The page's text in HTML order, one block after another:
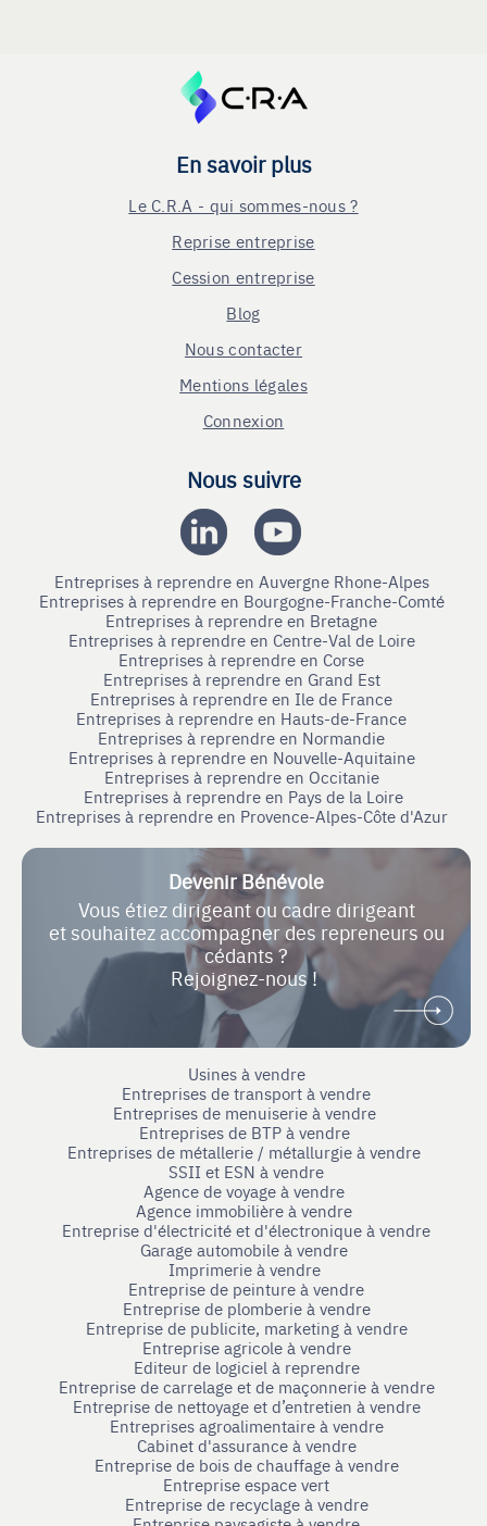
En savoir plus
Le C.R.A - qui sommes-nous ?
Reprise entreprise
Cession entreprise
Blog
Nous contacter
Mentions légales
Connexion
Nous suivre
Entreprises à reprendre en Auvergne Rhone-Alpes
Entreprises à reprendre en Bourgogne-Franche-Comté
Entreprises à reprendre en Bretagne
Entreprises à reprendre en Centre-Val de Loire
Entreprises à reprendre en Corse
Entreprises à reprendre en Grand Est
Entreprises à reprendre en Ile de France
Entreprises à reprendre en Hauts-de-France
Entreprises à reprendre en Normandie
Entreprises à reprendre en Nouvelle-Aquitaine
Entreprises à reprendre en Occitanie
Entreprises à reprendre en Pays de la Loire
Entreprises à reprendre en Provence-Alpes-Côte d'Azur
Devenir Bénévole
Vous étiez dirigeant ou cadre dirigeant
et souhaitez accompagner des repreneurs ou
cédants ?
Rejoignez-nous !
Usines à vendre
Entreprises de transport à vendre
Entreprises de menuiserie à vendre
Entreprises de BTP à vendre
Entreprises de métallerie / métallurgie à vendre
SSII et ESN à vendre
Agence de voyage à vendre
Agence immobilière à vendre
Entreprise d'électricité et d'électronique à vendre
Garage automobile à vendre
Imprimerie à vendre
Entreprise de peinture à vendre
Entreprise de plomberie à vendre
Entreprise de publicite, marketing à vendre
Entreprise agricole à vendre
Editeur de logiciel à reprendre
Entreprise de carrelage et de maçonnerie à vendre
Entreprise de nettoyage et d’entretien à vendre
Entreprises agroalimentaire à vendre
Cabinet d'assurance à vendre
Entreprise de bois de chauffage à vendre
Entreprise espace vert
Entreprise de recyclage à vendre